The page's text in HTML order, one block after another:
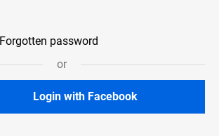
Forgotten password
or
Login with Facebook